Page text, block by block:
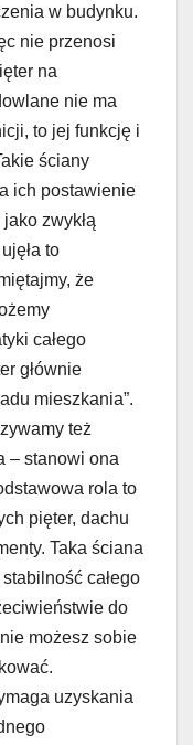
w budynku.
nie przenosi
na
nie ma
to jej funkcję i
ściany
ich postawienie
zwykłą
to
że
całego
głównie
mieszkania”.
też
– stanowi ona
rola to
pięter, dachu
Taka ściana
całego
do
możesz sobie
uzyskania